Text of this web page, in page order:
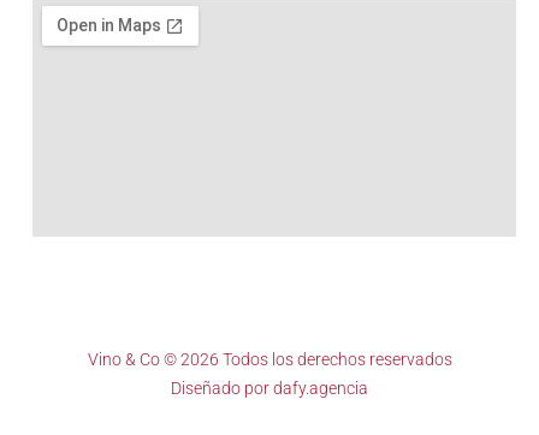
Vino & Co © 2026 Todos los derechos reservados
Diseñado pordafy.agencia